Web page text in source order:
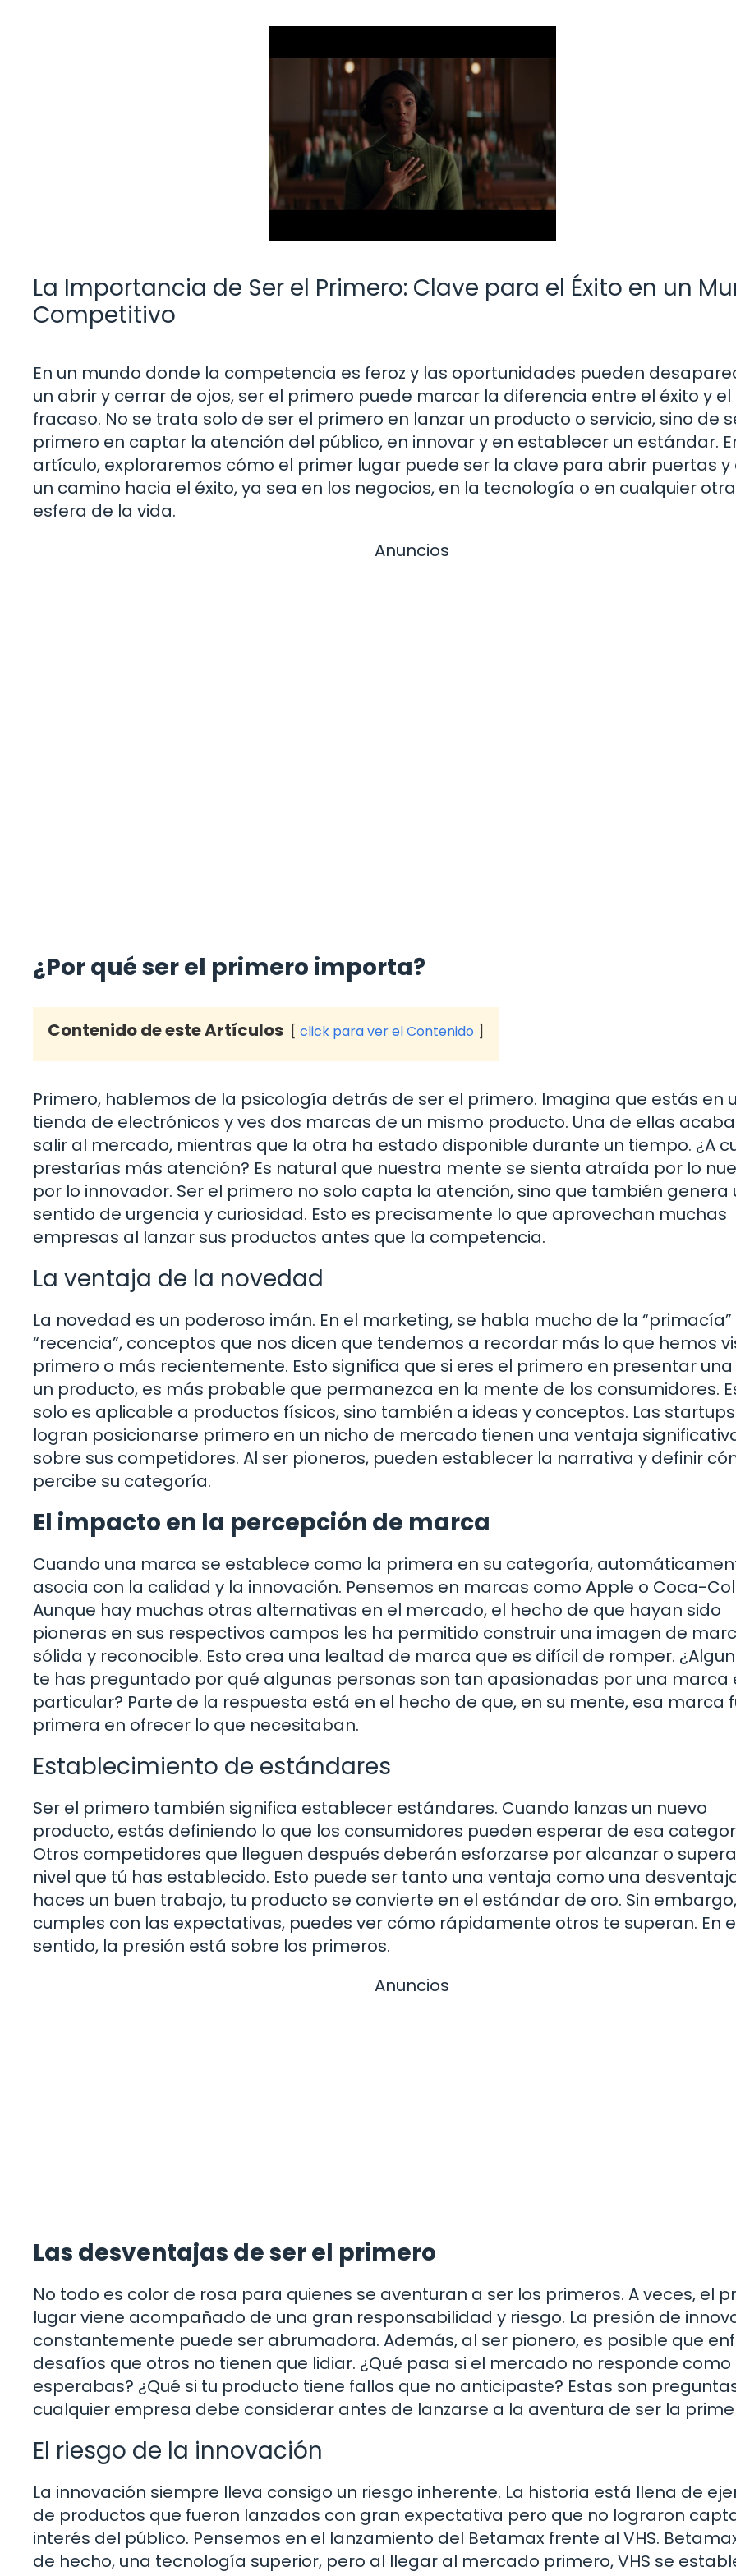
La Importancia de Ser el Primero: Clave para el Éxito en un
Competitivo
En un mundo donde la competencia es feroz y las oportunidades pueden
un abrir y cerrar de ojos, ser el primero puede marcar la diferencia entre el éxito y el
fracaso. No se trata solo de ser el primero en lanzar un producto o servicio, sino de
primero en captar la atención del público, en innovar y en establecer un estándar.
artículo, exploraremos cómo el primer lugar puede ser la clave para abrir puertas y
un camino hacia el éxito, ya sea en los negocios, en la tecnología o en cualquier otra
esfera de la vida.
Anuncios
¿Por qué ser el primero importa?
Contenido de este Artículos click para ver el Contenido
Primero, hablemos de la psicología detrás de ser el primero. Imagina que estás en
tienda de electrónicos y ves dos marcas de un mismo producto. Una de ellas
salir al mercado, mientras que la otra ha estado disponible durante un tiempo. ¿A
prestarías más atención? Es natural que nuestra mente se sienta atraída por lo
por lo innovador. Ser el primero no solo capta la atención, sino que también genera
sentido de urgencia y curiosidad. Esto es precisamente lo que aprovechan muchas
empresas al lanzar sus productos antes que la competencia.
La ventaja de la novedad
La novedad es un poderoso imán. En el marketing, se habla mucho de la “primacía”
“recencia”, conceptos que nos dicen que tendemos a recordar más lo que hemos
primero o más recientemente. Esto significa que si eres el primero en presentar
un producto, es más probable que permanezca en la mente de los consumidores.
solo es aplicable a productos físicos, sino también a ideas y conceptos. Las
logran posicionarse primero en un nicho de mercado tienen una ventaja
sobre sus competidores. Al ser pioneros, pueden establecer la narrativa y definir
percibe su categoría.
El impacto en la percepción de marca
Cuando una marca se establece como la primera en su categoría,
asocia con la calidad y la innovación. Pensemos en marcas como Apple o Coca-
Aunque hay muchas otras alternativas en el mercado, el hecho de que hayan sido
pioneras en sus respectivos campos les ha permitido construir una imagen de
sólida y reconocible. Esto crea una lealtad de marca que es difícil de romper.
te has preguntado por qué algunas personas son tan apasionadas por una marca
particular? Parte de la respuesta está en el hecho de que, en su mente, esa marca
primera en ofrecer lo que necesitaban.
Establecimiento de estándares
Ser el primero también significa establecer estándares. Cuando lanzas un nuevo
producto, estás definiendo lo que los consumidores pueden esperar de esa
Otros competidores que lleguen después deberán esforzarse por alcanzar o
nivel que tú has establecido. Esto puede ser tanto una ventaja como una
haces un buen trabajo, tu producto se convierte en el estándar de oro. Sin
cumples con las expectativas, puedes ver cómo rápidamente otros te superan. En
sentido, la presión está sobre los primeros.
Anuncios
Las desventajas de ser el primero
No todo es color de rosa para quienes se aventuran a ser los primeros. A veces, el
lugar viene acompañado de una gran responsabilidad y riesgo. La presión de
constantemente puede ser abrumadora. Además, al ser pionero, es posible que
desafíos que otros no tienen que lidiar. ¿Qué pasa si el mercado no responde como
esperabas? ¿Qué si tu producto tiene fallos que no anticipaste? Estas son
cualquier empresa debe considerar antes de lanzarse a la aventura de ser la
El riesgo de la innovación
La innovación siempre lleva consigo un riesgo inherente. La historia está llena de
de productos que fueron lanzados con gran expectativa pero que no lograron
interés del público. Pensemos en el lanzamiento del Betamax frente al VHS.
de hecho, una tecnología superior, pero al llegar al mercado primero, VHS se